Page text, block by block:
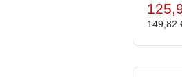
149,82